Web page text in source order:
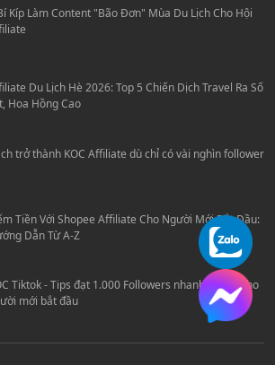
Kíp Làm Content "Bão Đơn" Mùa Du Lịch Cho Hội
Du Lịch Hè 2026: Top 5 Chiến Dịch Travel Ra Số
Hoa Hồng Cao
trở thành KOC Affiliate dù chỉ có vài nghìn follower
Tiền Với Shopee Affiliate Cho Người Mới Bắt Đầu:
Dẫn Từ A-Z
Tiktok - Tips đạt 1.000 Followers nhanh chóng cho
mới bắt đầu